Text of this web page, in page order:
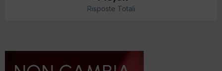
Risposte Totali